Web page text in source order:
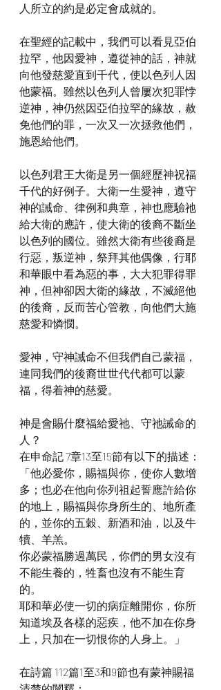
人所立的約是必定會成就的。
在聖經的記載中，我們可以看見亞伯
拉罕，他因愛神，遵從神的話，神就
向他發慈愛直到千代，使以色列人因
他蒙福。雖然以色列人曾屢次犯罪悖
逆神，神仍然因亞伯拉罕的緣故，赦
免他們的罪，一次又一次拯救他們，
施恩給他們。
以色列君王大衛是另一個經歷神祝福
千代的好例子。大衛一生愛神，遵守
神的誡命、律例和典章，神也應驗祂
給大衛的應許，使大衛的後裔不斷坐
以色列的國位。雖然大衛有些後裔是
行惡，叛逆神，祭拜其他偶像，行耶
和華眼中看為惡的事，大大犯罪得罪
神，但神卻因大衛的緣故，不滅絕他
的後裔，反而苦心管教，向他們大施
慈愛和憐憫。
愛神，守神誡命不但我們自己蒙福，
連同我們的後裔世世代代都可以蒙
福，得着神的慈愛。
神是會賜什麼福給愛祂、守祂誡命的
人？
在申命記 7章13至15節有以下的描述：
「他必愛你，賜福與你，使你人數增
多；也必在他向你列祖起誓應許給你
的地上，賜福與你身所生的、地所產
的，並你的五穀、新酒和油，以及牛
犢、羊羔。
你必蒙福勝過萬民，你們的男女沒有
不能生養的，牲畜也沒有不能生育
的。
耶和華必使一切的病症離開你，你所
知道埃及各樣的惡疾，他不加在你身
上，只加在一切恨你的人身上。」
在詩篇 112篇1至3和9節也有蒙神賜福